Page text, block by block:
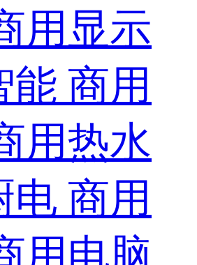
用显示
能 商用
用热水
电 商用
用电脑